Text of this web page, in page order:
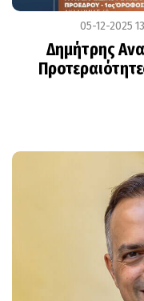
05-12-2025
Δημήτρης